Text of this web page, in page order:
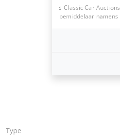
Classic Car
bemiddelaar
Type